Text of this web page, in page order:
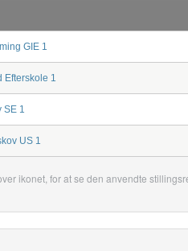
GIE 1
Efterskole 1
SE 1
US 1
ikonet, for at se den anvendte